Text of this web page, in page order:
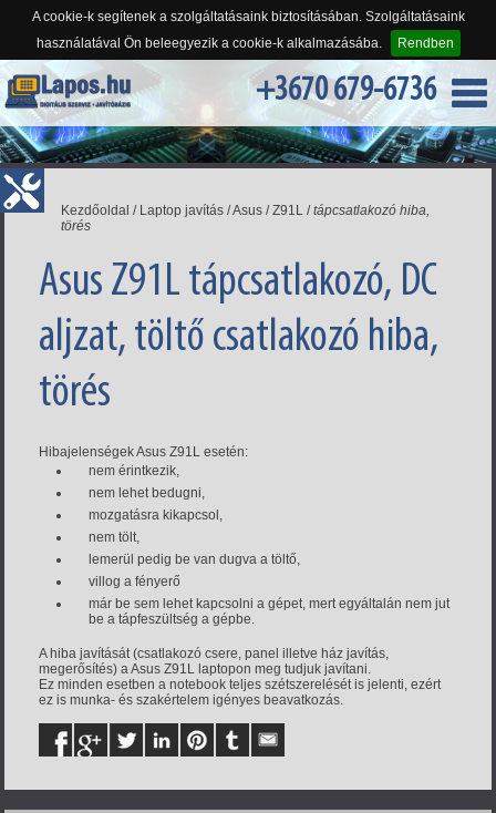
A cookie-k segítenek a szolgáltatásaink biztosításában. Szolgáltatásaink
használatával Ön beleegyezik a cookie-k alkalmazásába.
Rendben
+3670 679-6736
Kezdőoldal / Laptop javítás /Asus /Z91L /tápcsatlakozó hiba,
törés
Asus Z91L tápcsatlakozó, DC
aljzat, töltő csatlakozó hiba,
törés
Hibajelenségek Asus Z91L esetén:
nem érintkezik,
nem lehet bedugni,
mozgatásra kikapcsol,
nem tölt,
lemerül pedig be van dugva a töltő,
villog a fényerő
már be sem lehet kapcsolni a gépet, mert egyáltalán nem jut
be a tápfeszültség a gépbe.
A hiba javítását (csatlakozó csere, panel illetve ház javítás,
megerősítés) a Asus Z91L laptopon meg tudjuk javítani.
Ez minden esetben a notebook teljes szétszerelését is jelenti, ezért
ez is munka- és szakértelem igényes beavatkozás.